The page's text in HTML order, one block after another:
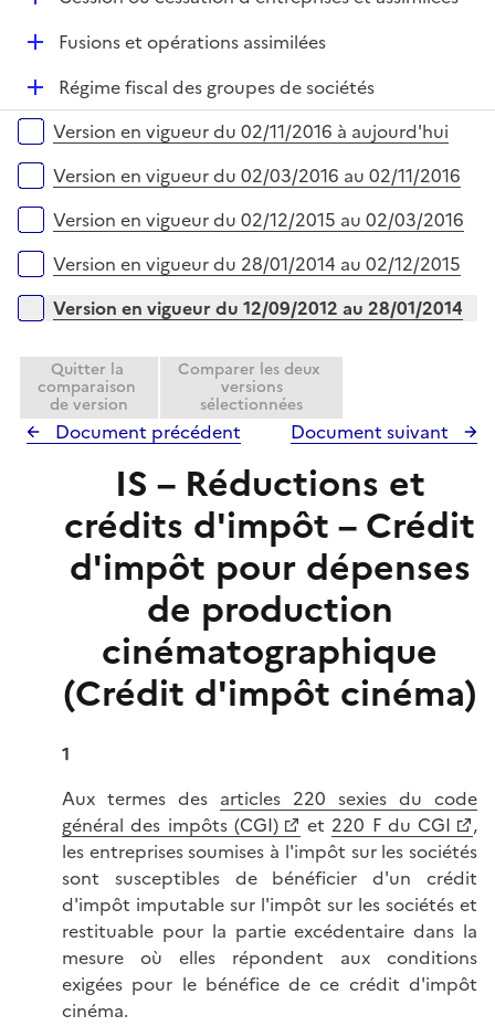
r
e
D
e
Fusions et opérations assimilées
D
é
p
e
Régime fiscal des groupes de sociétés
Versions sur la période
Version en vigueur du 02/11/2016 à aujourd'hui
Version en vigueur du 02/03/2016 au 02/11/2016
Version en vigueur du 02/12/2015 au 02/03/2016
Version en vigueur du 28/01/2014 au 02/12/2015
Version en vigueur du 12/09/2012 au 28/01/2014
Quitter la
comparaison
de version
Comparer les deux
versions
sélectionnées
Document précédent Document suivant
IS – Réductions et
crédits d'impôt – Crédit
d'impôt pour dépenses
de production
cinématographique
(Crédit d'impôt cinéma)
1
Aux termes des articles 220 sexies du code
général des impôts (CGI)
et 220 F du CGI
,
les entreprises soumises à l'impôt sur les sociétés
sont susceptibles de bénéficier d'un crédit
d'impôt imputable sur l'impôt sur les sociétés et
restituable pour la partie excédentaire dans la
mesure où elles répondent aux conditions
exigées pour le bénéfice de ce crédit d'impôt
cinéma.